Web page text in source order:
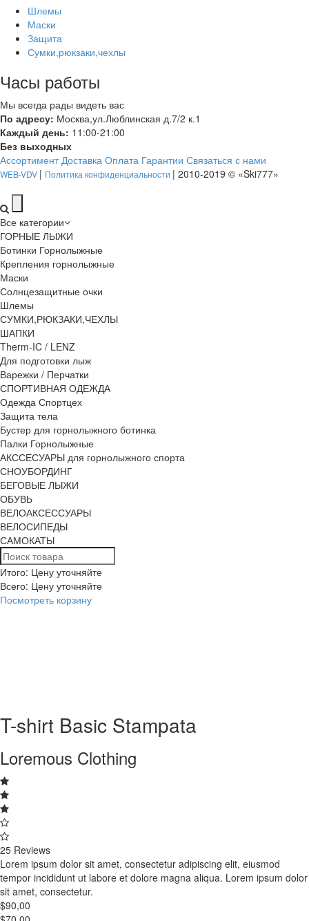
Шлемы
Маски
Защита
Сумки,рюкзаки,чехлы
Часы работы
Мы всегда рады видеть вас
По адресу: Москва,ул.Люблинская д.7/2 к.1
Каждый день: 11:00-21:00
Без выходных
Ассортимент Доставка Оплата Гарантии Связаться с нами
WEB-VDV | Политика конфиденциальности | 2010-2019 © «Ski777»
Все категории
ГОРНЫЕ ЛЫЖИ
Ботинки Горнолыжные
Крепления горнолыжные
Маски
Солнцезащитные очки
Шлемы
СУМКИ,РЮКЗАКИ,ЧЕХЛЫ
ШАПКИ
Therm-IC / LENZ
Для подготовки лыж
Варежки / Перчатки
СПОРТИВНАЯ ОДЕЖДА
Одежда Спортцех
Защита тела
Бустер для горнолыжного ботинка
Палки Горнолыжные
АКССЕСУАРЫ для горнолыжного спорта
СНОУБОРДИНГ
БЕГОВЫЕ ЛЫЖИ
ОБУВЬ
ВЕЛОАКСЕССУАРЫ
ВЕЛОСИПЕДЫ
САМОКАТЫ
Итого: Цену уточняйте
Всего: Цену уточняйте
Посмотреть корзину
T-shirt Basic Stampata
Loremous Clothing
25 Reviews
Lorem ipsum dolor sit amet, consectetur adipiscing elit, eiusmod
tempor incididunt ut labore et dolore magna aliqua. Lorem ipsum dolor
sit amet, consectetur.
$90,00